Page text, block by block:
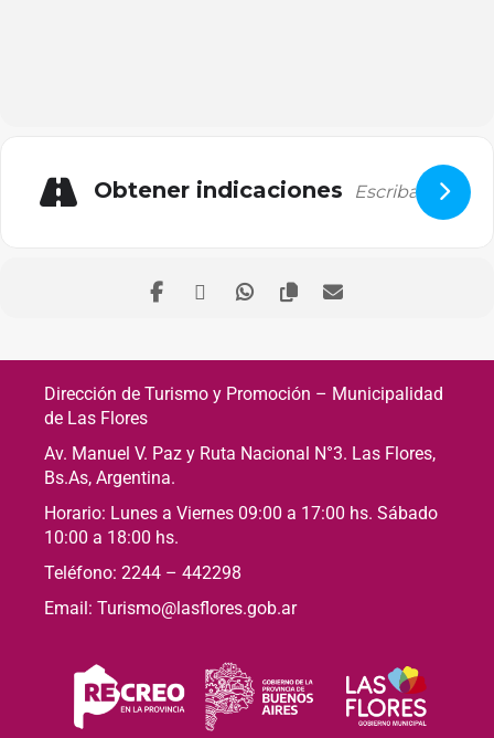
Obtener indicaciones
Dirección de Turismo y Promoción – Municipalidad
de Las Flores
Av. Manuel V. Paz y Ruta Nacional N°3. Las Flores,
Bs.As, Argentina.
Horario: Lunes a Viernes 09:00 a 17:00 hs. Sábado
10:00 a 18:00 hs.
Teléfono: 2244 – 442298
Email: Turismo@lasflores.gob.ar